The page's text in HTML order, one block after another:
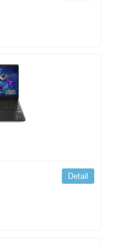
Detail